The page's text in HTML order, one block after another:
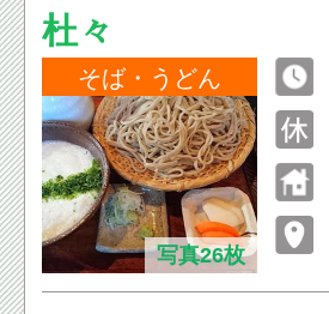
杜々
そば・うどん
写真26枚